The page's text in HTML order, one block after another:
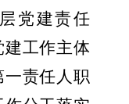
党建责任
工作主体
责任人职